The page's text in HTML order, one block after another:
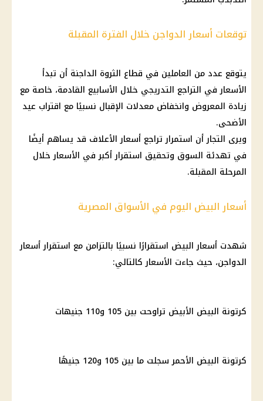
توقعات أسعار الدواجن خلال الفترة المقبلة
يتوقع عدد من العاملين في قطاع الثروة الداجنة أن تبدأ
الأسعار في التراجع التدريجي خلال الأسابيع القادمة، خاصة مع
زيادة المعروض وانخفاض معدلات الإقبال نسبيًا مع اقتراب عيد
الأضحى.
ويرى التجار أن استمرار تراجع أسعار الأعلاف قد يساهم أيضًا
في تهدئة السوق وتحقيق استقرار أكبر في الأسعار خلال
المرحلة المقبلة.
أسعار البيض اليوم في الأسواق المصرية
شهدت أسعار البيض استقرارًا نسبيًا بالتزامن مع استقرار أسعار
الدواجن، حيث جاءت الأسعار كالتالي:
كرتونة البيض الأبيض تراوحت بين 105 و110 جنيهات
كرتونة البيض الأحمر سجلت ما بين 105 و120 جنيهًا